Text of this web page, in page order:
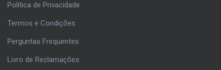
Política de Privacidade
Termos e Condições
Perguntas Frequentes
Livro de Reclamações